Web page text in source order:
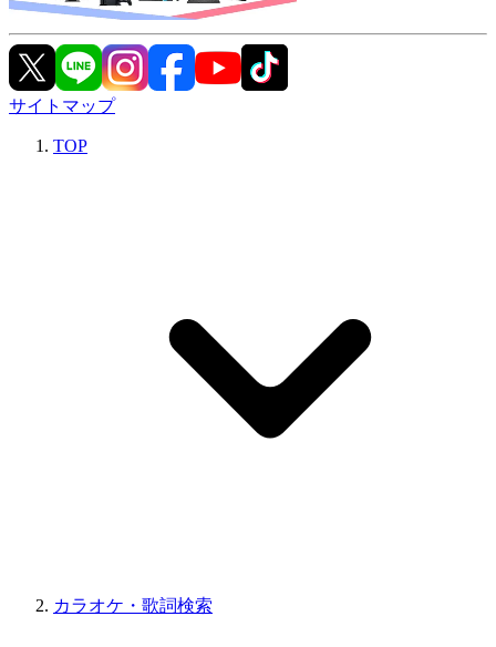
サイトマップ
TOP
カラオケ・歌詞検索